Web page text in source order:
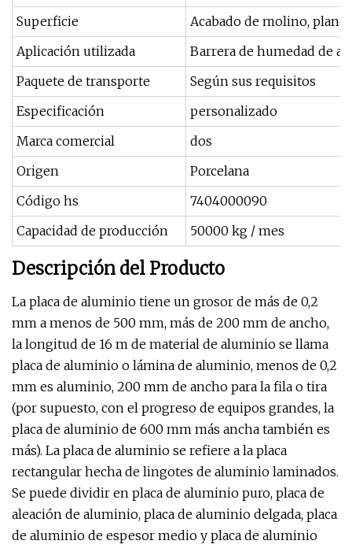
Superficie
Acabado de molino,
Aplicación utilizada
Barrera de humedad de
Paquete de transporte
Según sus requisitos
Especificación
personalizado
Marca comercial
dos
Origen
Porcelana
Código hs
7404000090
Capacidad de producción
50000 kg / mes
Descripción del Producto
La placa de aluminio tiene un grosor de más de 0,2
mm a menos de 500 mm, más de 200 mm de ancho,
la longitud de 16 m de material de aluminio se llama
placa de aluminio o lámina de aluminio, menos de 0,2
mm es aluminio, 200 mm de ancho para la fila o tira
(por supuesto, con el progreso de equipos grandes, la
placa de aluminio de 600 mm más ancha también es
más). La placa de aluminio se refiere a la placa
rectangular hecha de lingotes de aluminio laminados.
Se puede dividir en placa de aluminio puro, placa de
aleación de aluminio, placa de aluminio delgada, placa
de aluminio de espesor medio y placa de aluminio